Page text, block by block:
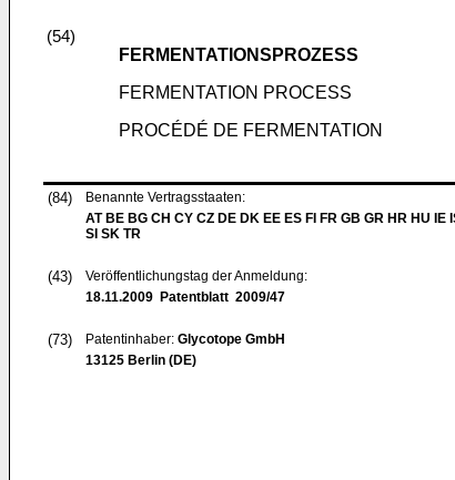
(54)
FERMENTATIONSPROZESS
FERMENTATION PROCESS
PROCÉDÉ DE FERMENTATION
(84)
Benannte Vertragsstaaten:
AT BE BG CH CY CZ DE DK EE ES FI FR GB GR HR HU IE
SI SK TR
(43)
Veröffentlichungstag der Anmeldung:
18.11.2009 Patentblatt 2009/47
(73) Patentinhaber: Glycotope GmbH
13125 Berlin (DE)